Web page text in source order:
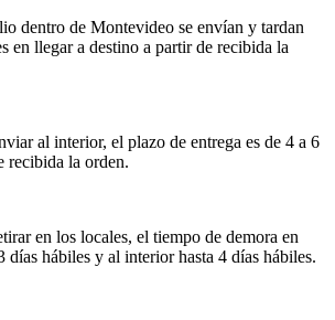
dentro de Montevideo se envían y tardan
en llegar a destino a partir de recibida la
al interior, el plazo de entrega es de 4 a 6
recibida la orden.
en los locales, el tiempo de demora en
días hábiles y al interior hasta 4 días hábiles.